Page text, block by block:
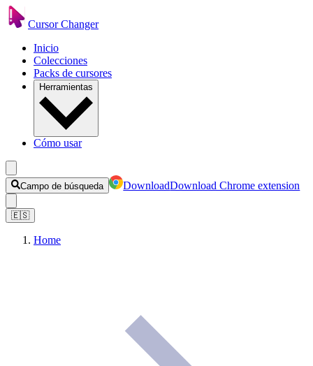
Cursor Changer
Inicio
Colecciones
Packs de cursores
Herramientas
Cómo usar
Campo de búsqueda DownloadDownload Chrome extension
🇪🇸
Home